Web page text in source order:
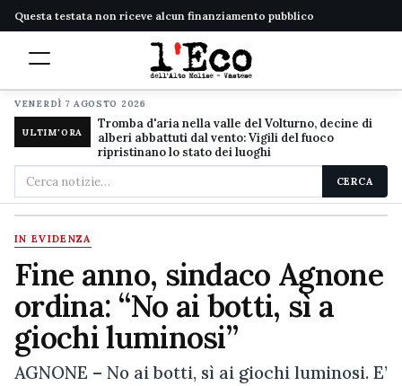
Questa testata non riceve alcun finanziamento pubblico
VENERDÌ 7 AGOSTO 2026
ULTIM'ORA
Tromba d'aria nella valle del Volturno, decine di
alberi abbattuti dal vento: Vigili del fuoco
ripristinano lo stato dei luoghi
Cerca
nel
sito
CERCA
IN EVIDENZA
Fine anno, sindaco Agnone
ordina: “No ai botti, sì a
giochi luminosi”
AGNONE – No ai botti, sì ai giochi luminosi. E’